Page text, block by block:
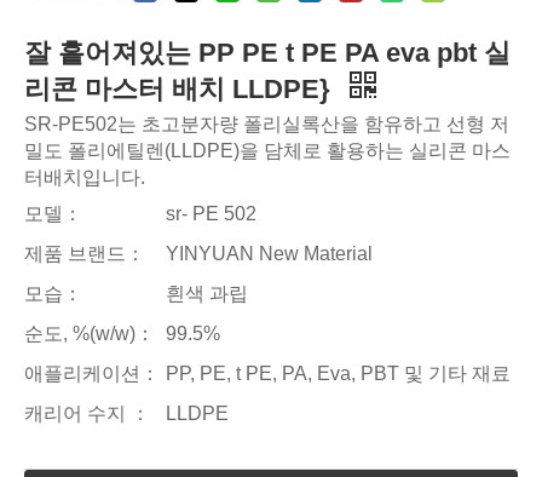
잘 흩어져있는 PP PE t PE PA eva pbt 실
리콘 마스터 배치 LLDPE}
SR-PE502는 초고분자량 폴리실록산을 함유하고 선형 저
밀도 폴리에틸렌(LLDPE)을 담체로 활용하는 실리콘 마스
터배치입니다.
모델：
sr- PE 502
제품 브랜드：
YINYUAN New Material
모습：
흰색 과립
순도, %(w/w)：
99.5%
애플리케이션：
PP, PE, t PE, PA, Eva, PBT 및 기타 재료
캐리어 수지 ：
LLDPE